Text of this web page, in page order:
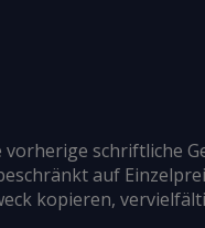
schriftliche
auf
kopieren,